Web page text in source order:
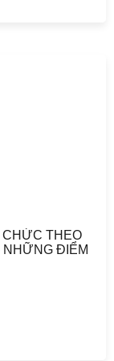
CHỨC THEO
NHỮNG ĐIỂM